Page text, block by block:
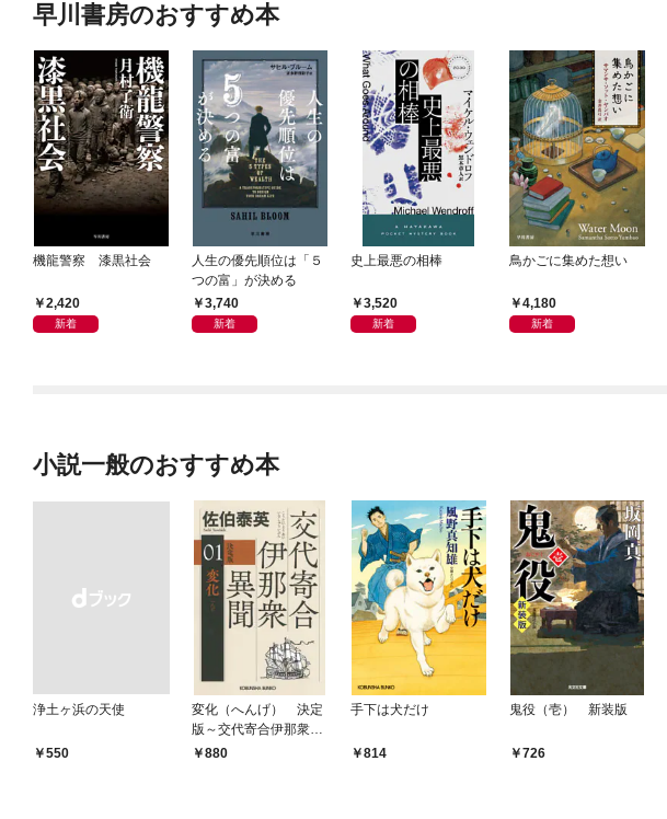
早川書房のおすすめ本
機龍警察 漆黒社会
2,420
新着
人生の優先順位は「５
つの富」が決める
3,740
新着
史上最悪の相棒
3,520
新着
鳥かごに集めた想い
4,180
新着
小説一般のおすすめ本
浄土ヶ浜の天使
￥550
変化（へんげ） 決定
版～交代寄合伊那衆異
聞（1）～
880
手下は犬だけ
814
鬼役（壱） 新装版
726